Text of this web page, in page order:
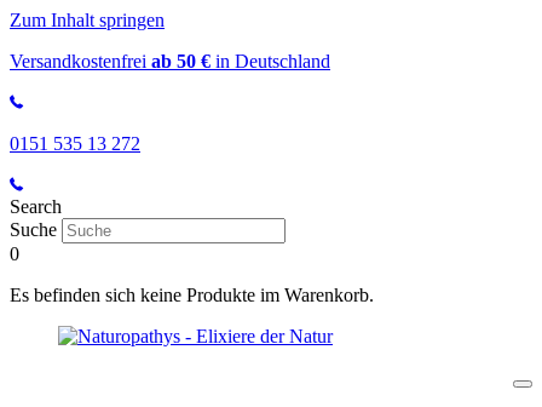
Zum Inhalt springen
Versandkostenfrei ab 50 € in Deutschland
0151 535 13 272
Search
Suche
0
Es befinden sich keine Produkte im Warenkorb.